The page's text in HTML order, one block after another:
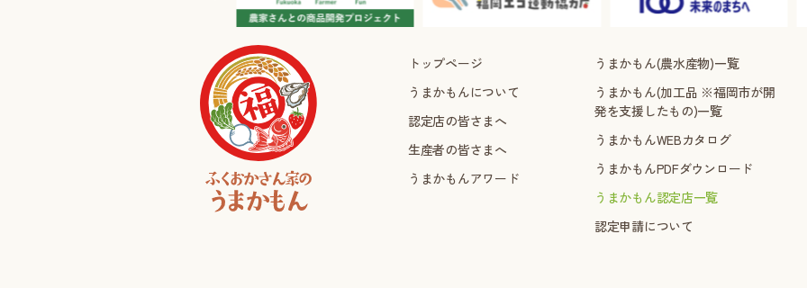
トップページ
うまかもんについて
認定店の皆さまへ
生産者の皆さまへ
うまかもんアワード
うまかもん(農水産物)一覧
うまかもん(加工品 ※福岡市が開
発を支援したもの)一覧
うまかもんWEBカタログ
うまかもんPDFダウンロード
うまかもん認定店一覧
認定申請について